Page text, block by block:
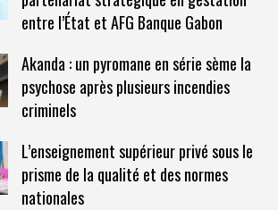
entre l’État et AFG Banque Gabon
Akanda : un pyromane en série sème la
psychose après plusieurs incendies
criminels
L’enseignement supérieur privé sous le
prisme de la qualité et des normes
nationales